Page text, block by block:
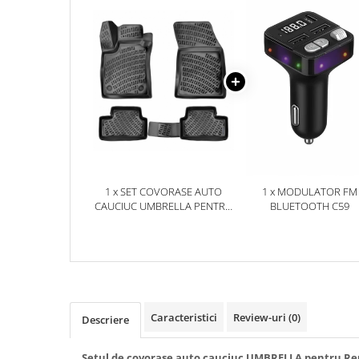
Incarcatoare Auto
Accesorii pentru Roti si Anvelope
Organizatoare Auto
Piese Caroserie
Amortizoare Capota
1 x SET COVORASE AUTO
CAUCIUC UMBRELLA PENTRU
1 x MODULATOR FM
BLUETOOTH C59
Descriere Caracteristici Review-uri (0)